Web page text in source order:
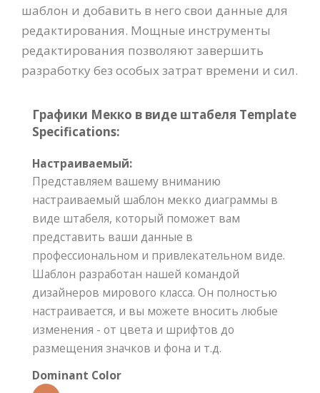
шаблон и добавить в него свои данные для
редактирования. Мощные инструменты
редактирования позволяют завершить
разработку без особых затрат времени и сил.
Графики Мекко в виде штабеля Template
Specifications:
Настраиваемый:
Представляем вашему вниманию
настраиваемый шаблон мекко диаграммы в
виде штабеля, который поможет вам
представить ваши данные в
профессиональном и привлекательном виде.
Шаблон разработан нашей командой
дизайнеров мирового класса. Он полностью
настраивается, и вы можете вносить любые
изменения - от цвета и шрифтов до
размещения значков и фона и т.д.
Dominant Color